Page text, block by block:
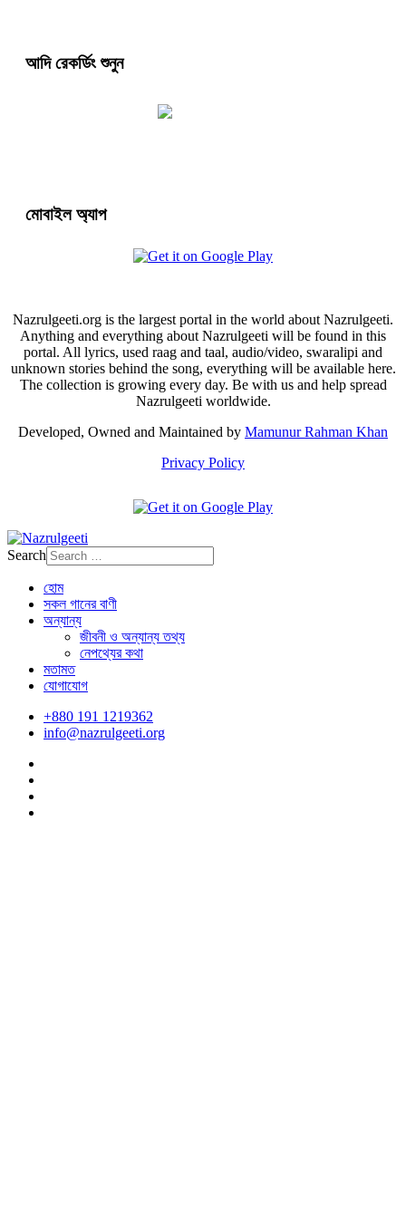
আদি রেকর্ডিং শুনুন
মোবাইল অ্যাপ
Nazrulgeeti.org is the largest portal in the world about Nazrulgeeti.
Anything and everything about Nazrulgeeti will be found in this
portal. All lyrics, used raag and taal, audio/video, swaralipi and
unknown stories behind the song, everything will be available here.
The collection is growing every day. Be with us and help spread
Nazrulgeeti worldwide.
Developed, Owned and Maintained by Mamunur Rahman Khan
Privacy Policy
Search
হোম
সকল গানের বাণী
অন্যান্য
জীবনী ও অন্যান্য তথ্য
নেপথ্যের কথা
মতামত
যোগাযোগ
+880 191 1219362
info@nazrulgeeti.org